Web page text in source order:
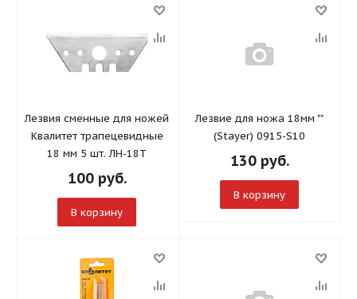
Лезвия сменные для ножей
Квалитет трапецевидные
18 мм 5 шт. ЛН-18Т
100руб.
В корзину
Лезвие для ножа 18мм ""
(Stayer) 0915-S10
130руб.
В корзину